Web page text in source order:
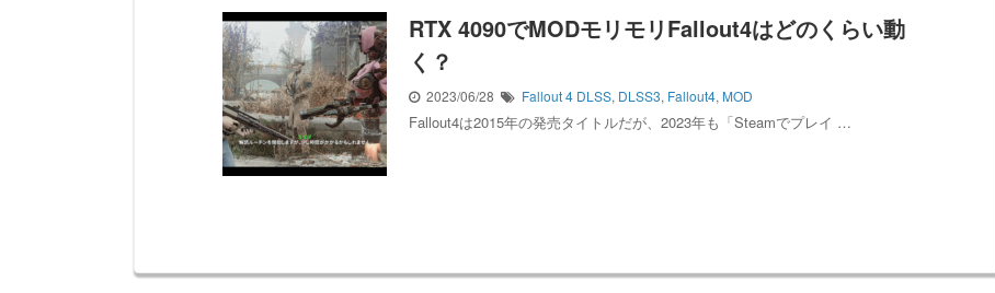
RTX 4090でMODモリモリFallout4はどのくらい動
く？
2023/06/28 Fallout 4 DLSS, DLSS3, Fallout4, MOD
Fallout4は2015年の発売タイトルだが、2023年も「Steamでプレイ …